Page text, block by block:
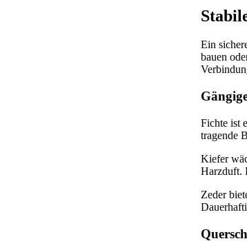
Ein
bauen
Fichte ist
tragende
Kiefer
Harzduft.
Zeder